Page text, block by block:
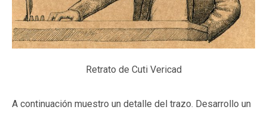
Retrato de Cuti Vericad
A continuación muestro un detalle del trazo. Desarrollo un